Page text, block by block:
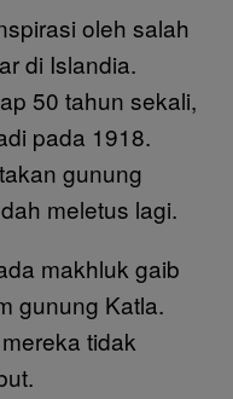
oleh salah
di Islandia.
50 tahun sekali,
pada 1918.
gunung
meletus lagi.
makhluk gaib
gunung Katla.
tidak